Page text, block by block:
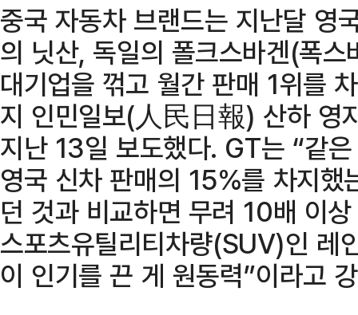
중국 자동차 브랜드는 지난달 영
의 닛산, 독일의 폴크스바겐(폭
대기업을 꺾고 월간 판매 1위를
지 인민일보(人民日報) 산하 영
지난 13일 보도했다. GT는 “같
영국 신차 판매의 15%를 차지
던 것과 비교하면 무려 10배 이
스포츠유틸리티차량(SUV)인 레
이 인기를 끈 게 원동력”이라고